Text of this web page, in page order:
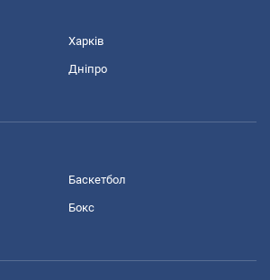
Харків
Дніпро
Баскетбол
Бокс